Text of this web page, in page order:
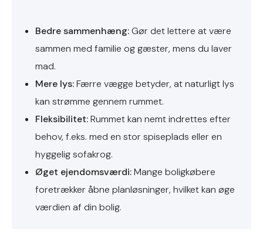
Bedre sammenhæng:Gør det lettere at være
sammen med familie og gæster, mens du laver
mad.
Mere lys:Færre vægge betyder, at naturligt lys
kan strømme gennem rummet.
Fleksibilitet:Rummet kan nemt indrettes efter
behov, f.eks. med en stor spiseplads eller en
hyggelig sofakrog.
Øget ejendomsværdi:Mange boligkøbere
foretrækker åbne planløsninger, hvilket kan øge
værdien af din bolig.